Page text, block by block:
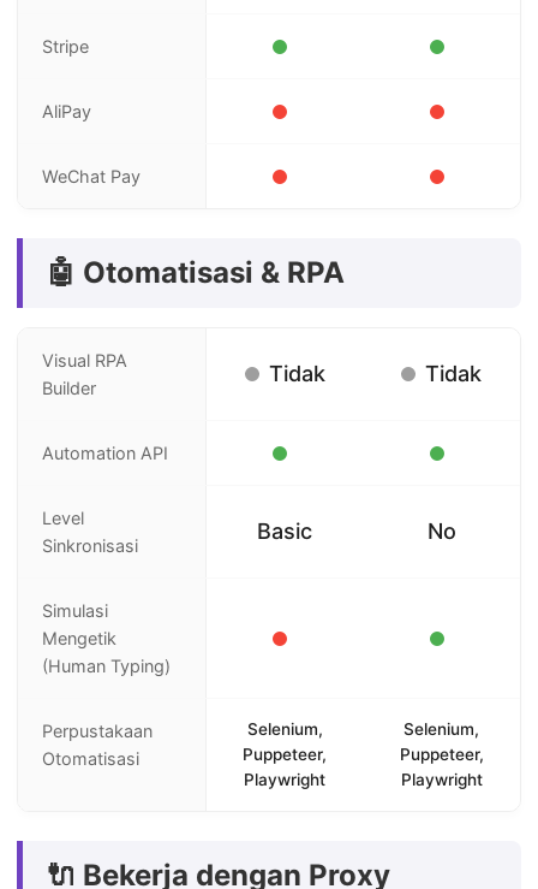
Stripe
AliPay
WeChat Pay
🤖 Otomatisasi & RPA
Visual RPA
Builder
Tidak Tidak
Automation API
Level
Sinkronisasi
Basic No
Simulasi
Mengetik
(Human Typing)
Perpustakaan
Otomatisasi
Selenium,
Puppeteer,
Playwright
Selenium,
Puppeteer,
Playwright
🔌 Bekerja dengan Proxy